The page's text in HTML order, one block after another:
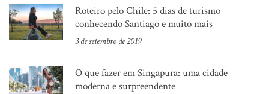
Roteiro pelo Chile: 5 dias de turismo
conhecendo Santiago e muito mais
3 de setembro de 2019
O que fazer em Singapura: uma cidade
moderna e surpreendente